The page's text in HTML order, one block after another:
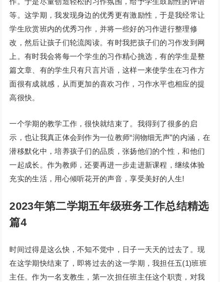
等。这学期，我发现身边的优秀更有激励性，于是我经常让
学生欣赏班内的优秀习作，并将一些好的习作进行整理修
改，然后让孩子们轮流阅读。有时我把孩子们的习作发到网
上。有时我会将每一个学生的习作精心挑选，有的学生是整
篇文章、有的学生只有只言片语，这样一来使学生在习作方
面很有成就感，从而更加的喜欢习作，习作水平也相应的提
高很快。
一个学期的教学工作，很快就结束了。我得到了很多的启
示，也让我真正体会到作为一位教师“润物细无声”的内涵，在
潜移默化中，培养孩子们的品质，张扬他们的个性，和他们
一起成长。作为教师，还要再进一步走进新课程，继续体验
充实的生活，用心倾听花开的声音，享受美好的人生!
2023年第二学期五年级班务工作总结精选
篇4
时间过得是这么快，不知不觉中，日子一天天的过去了。现
在这学期快结束了，即将过去的这一学期，我担任五(1)班班
主任。作为一名支教生，第一次担任班主任这个职责，对我